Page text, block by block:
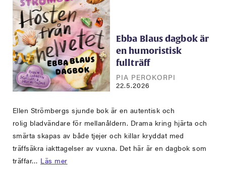
Ebba Blaus dagbok är
en humoristisk
fullträff
PIA PEROKORPI
22.5.2026
Ellen Strömbergs sjunde bok är en autentisk och
rolig bladvändare för mellanåldern. Drama kring hjärta och
smärta skapas av både tjejer och killar kryddat med
träffsäkra iakttagelser av vuxna. Det här är en dagbok som
träffar… Läs mer